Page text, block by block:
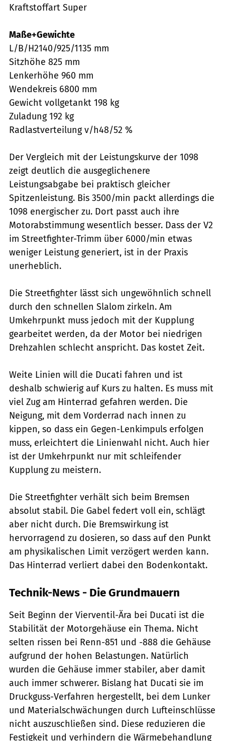
Kraftstoffart Super
Maße+Gewichte
L/B/H2140/925/1135 mm
Sitzhöhe 825 mm
Lenkerhöhe 960 mm
Wendekreis 6800 mm
Gewicht vollgetankt 198 kg
Zuladung 192 kg
Radlastverteilung v/h48/52 %
Der Vergleich mit der Leistungskurve der 1098
zeigt deutlich die ausgeglichenere
Leistungsabgabe bei praktisch gleicher
Spitzenleistung. Bis 3500/min packt allerdings die
1098 energischer zu. Dort passt auch ihre
Motorabstimmung wesentlich besser. Dass der V2
im Streetfighter-Trimm über 6000/min etwas
weniger Leistung generiert, ist in der Praxis
unerheblich.
Die Streetfighter lässt sich ungewöhnlich schnell
durch den schnellen Slalom zirkeln. Am
Umkehrpunkt muss jedoch mit der Kupplung
gearbeitet werden, da der Motor bei niedrigen
Drehzahlen schlecht anspricht. Das kostet Zeit.
Weite Linien will die Ducati fahren und ist
deshalb schwierig auf Kurs zu halten. Es muss mit
viel Zug am Hinterrad gefahren werden. Die
Neigung, mit dem Vorderrad nach innen zu
kippen, so dass ein Gegen-Lenkimpuls erfolgen
muss, erleichtert die Linienwahl nicht. Auch hier
ist der Umkehrpunkt nur mit schleifender
Kupplung zu meistern.
Die Streetfighter verhält sich beim Bremsen
absolut stabil. Die Gabel federt voll ein, schlägt
aber nicht durch. Die Bremswirkung ist
hervorragend zu dosieren, so dass auf den Punkt
am physikalischen Limit verzögert werden kann.
Das Hinterrad verliert dabei den Bodenkontakt.
Technik-News - Die Grundmauern
Seit Beginn der Vierventil-Ära bei Ducati ist die
Stabilität der Motorgehäuse ein Thema. Nicht
selten rissen bei Renn-851 und -888 die Gehäuse
aufgrund der hohen Belastungen. Natürlich
wurden die Gehäuse immer stabiler, aber damit
auch immer schwerer. Bislang hat Ducati sie im
Druckguss-Verfahren hergestellt, bei dem Lunker
und Materialschwächungen durch Lufteinschlüsse
nicht auszuschließen sind. Diese reduzieren die
Festigkeit und verhindern die Wärmebehandlung